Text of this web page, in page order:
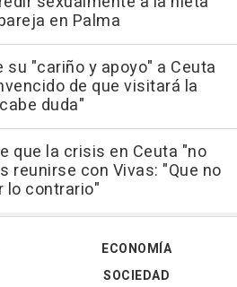
en Palma
su "cariño y apoyo" a Ceuta
de que visitará la
duda"
que la crisis en Ceuta "no
reunirse con Vivas: "Que no
lo contrario"
ECONOMÍA
SOCIEDAD